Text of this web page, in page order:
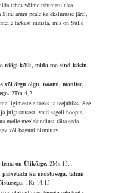
tehes võime tahtmatult ka
armu peale ka eksimuste järel,
tarkust mõista, mis on Sulle
räägi kõik, mida ma sind käsin.
või ärgu olgu, noomi, manitse,
2Tm 4,2
ligimestele toeks ja teejuhiks. See
julgustusest, vaid sageli hoopis
meile meelekindlust täita seda
või koguni hirmutav.
tema on Ülikõrge.2Ms 15,1
ka mõistusega, tahan
1Kr 14,15